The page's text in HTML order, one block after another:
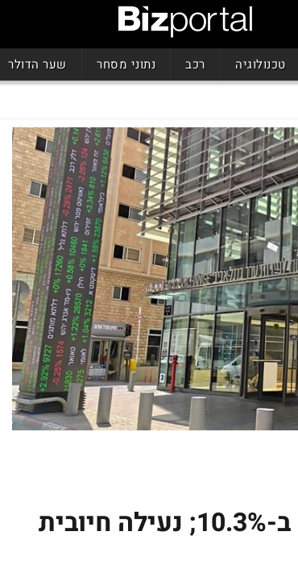
טכנולוגיה רכב נתוני מסחר שער הדולר
קמטק זינקה ב-13.3%, פריורטק ב-10.3%; נעילה חיובית